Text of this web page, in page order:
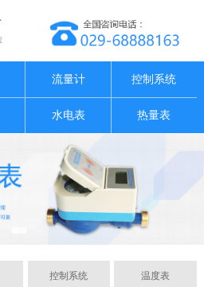
流量计 控制系统
水电表 热量表
控制系统 温度表